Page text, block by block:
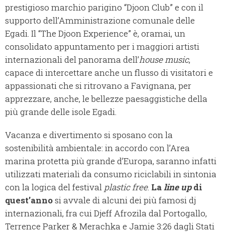
prestigioso marchio parigino “Djoon Club” e con il
supporto dell’Amministrazione comunale delle
Egadi. Il “The Djoon Experience” è, oramai, un
consolidato appuntamento per i maggiori artisti
internazionali del panorama dell’house music,
capace di intercettare anche un flusso di visitatori e
appassionati che si ritrovano a Favignana, per
apprezzare, anche, le bellezze paesaggistiche della
più grande delle isole Egadi.
Vacanza e divertimento si sposano con la
sostenibilità ambientale: in accordo con l’Area
marina protetta più grande d’Europa, saranno infatti
utilizzati materiali da consumo riciclabili in sintonia
con la logica del festival plastic free. Laline updi
quest’annosi avvale di alcuni dei più famosi dj
internazionali, fra cui Djeff Afrozila dal Portogallo,
Terrence Parker & Merachka e Jamie 3:26 dagli Stati